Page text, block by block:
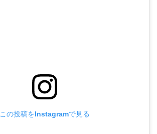
この投稿をInstagramで見る